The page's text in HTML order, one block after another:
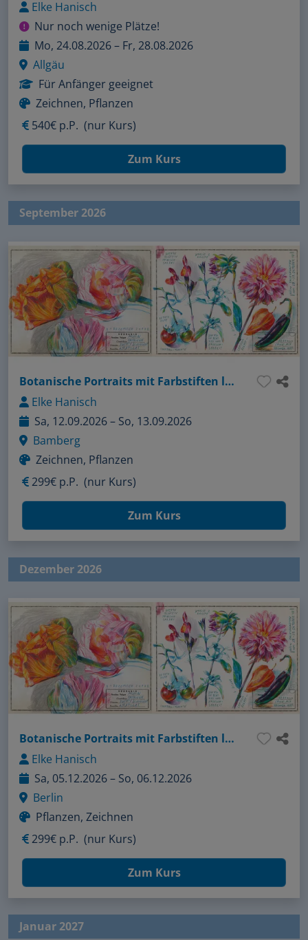
Elke Hanisch
Nur noch wenige Plätze!
Mo, 24.08.2026 – Fr, 28.08.2026
Allgäu
Für Anfänger geeignet
Zeichnen, Pflanzen
540€ p.P. (nur Kurs)
Zum Kurs
September 2026
Botanische Portraits mit Farbstiften locker und lebendig zeichnen
Elke Hanisch
Sa, 12.09.2026 – So, 13.09.2026
Bamberg
Zeichnen, Pflanzen
299€ p.P. (nur Kurs)
Zum Kurs
Dezember 2026
Botanische Portraits mit Farbstiften locker und lebendig zeichnen
Elke Hanisch
Sa, 05.12.2026 – So, 06.12.2026
Berlin
Pflanzen, Zeichnen
299€ p.P. (nur Kurs)
Zum Kurs
Januar 2027